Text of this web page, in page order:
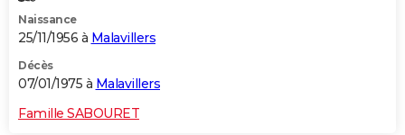
Naissance
25/11/1956 à Malavillers
Décès
07/01/1975 à Malavillers
Famille SABOURET